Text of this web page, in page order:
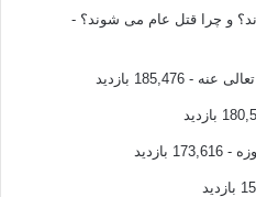
و چرا قتل عام می شوند؟ -
عنه - 185,476 بازدید
- 173,616 بازدید